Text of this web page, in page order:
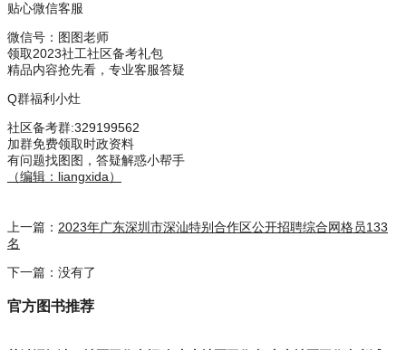
贴心微信客服
微信号： 图图老师
领取2023社工社区备考礼包
精品内容抢先看，专业客服答疑
Q群福利小灶
社区备考群:329199562
加群免费领取时政资料
有问题找图图，答疑解惑小帮手
（编辑：liangxida）
上一篇： 2023年广东深圳市深汕特别合作区公开招聘综合网格员133
名
下一篇：没有了
官方图书推荐